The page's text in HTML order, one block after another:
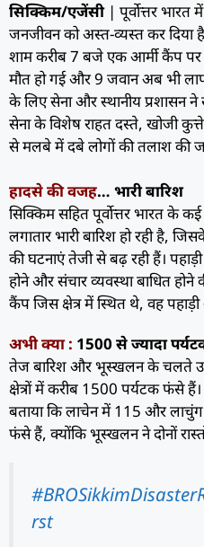
सिक्किम/एजेंसी| पूर्वोत्तर भारत
जनजीवन को अस्त-व्यस्त कर दिया
शाम करीब 7 बजे एक आर्मी कैंप
मौत हो गई और 9 जवान अब भी
के लिए सेना और स्थानीय प्रशासन
सेना के विशेष राहत दस्ते, खोजी
से मलबे में दबे लोगों की तलाश की
हादसे की वजह… भारी बारिश
सिक्किम सहित पूर्वोत्तर भारत के
लगातार भारी बारिश हो रही है,
की घटनाएं तेजी से बढ़ रही हैं।
होने और संचार व्यवस्था बाधित
कैंप जिस क्षेत्र में स्थित थे, वह
अभी क्या : 1500 से ज्यादा
तेज बारिश और भूस्खलन के चलते
क्षेत्रों में करीब 1500 पर्यटक फंसे
बताया कि लाचेन में 115 और
फंसे हैं, क्योंकि भूस्खलन ने दोनों
rst